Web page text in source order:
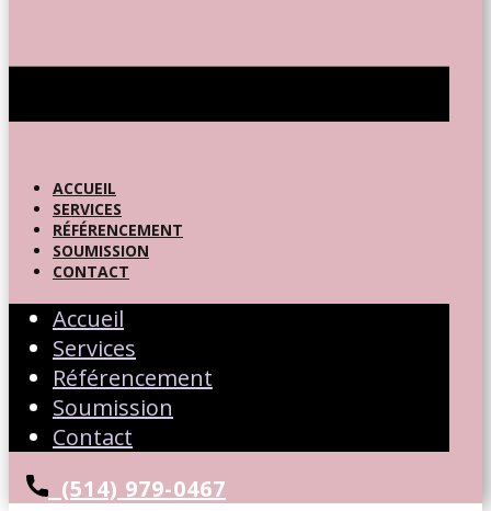
ACCUEIL
SERVICES
RÉFÉRENCEMENT
SOUMISSION
CONTACT
Accueil
Services
Référencement
Soumission
Contact
(514) 979-0467